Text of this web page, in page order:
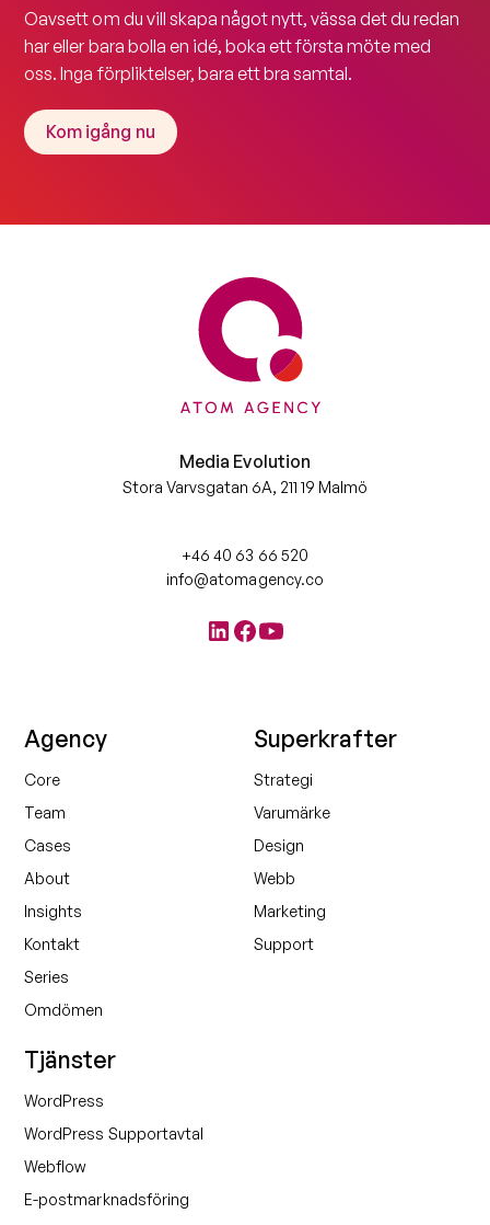
Oavsett om du vill skapa något nytt, vässa det du redan
har eller bara bolla en idé, boka ett första möte med
oss. Inga förpliktelser, bara ett bra samtal.
Kom igång nu
Media Evolution
Stora Varvsgatan 6A, 211 19 Malmö
+46 40 63 66 520
info@atomagency.co
Tjänster
WordPress
WordPress Supportavtal
Webflow
E-postmarknadsföring
Agency
Core
Team
Cases
About
Insights
Kontakt
Series
Omdömen
Superkrafter
Strategi
Varumärke
Design
Webb
Marketing
Support